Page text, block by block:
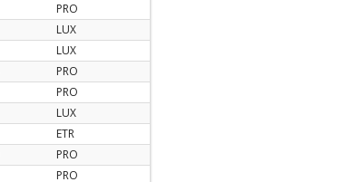
PRO
LUX
LUX
PRO
PRO
LUX
ETR
PRO
PRO